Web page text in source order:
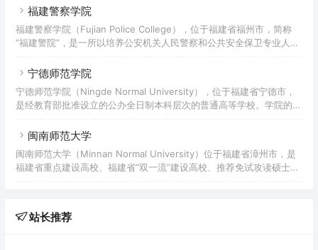
师范高等专科学校，2001年原福建资源工业学校并入龙岩师范高等专
增为福建省2018-2020年硕士学位授予培育单位立项建设名单。截至
2022年3月，学校总占地1300多亩，校舍建筑总面积约40万平方米，
福建警察学院
福建警察学院（Fujian Police College），位于福建省福州市，简称
“福建警院”，是一所以培养公安机关人民警察和公共安全保卫专业人才
和省教育厅双重领导，以福建省公安厅为主的管理体制。学院的前身是
准正式建立福建警察学院。2010年10月，省委省政府决定调整福建警
察学院、福建警官职业学院办学体制，组建新的福建警察学院。2018
宁德师范学院
宁德师范学院（Ningde Normal University），位于福建省宁德市，
是经教育部批准设立的公办全日制本科层次的普通高等学校。学院的前
专科学校，1994年3月更名为宁德师范高等专科学校，2010年3月18
研究生。截至2022年6月，学校占地面积1215.38亩，设东侨、蕉城两
个校区，校舍建筑面积约35.65万平方米，科研仪器设备总值1.69 亿
闽南师范大学
闽南师范大学（Minnan Normal University）位于福建省漳州市，是
福建省重点建设高校、福建省“双一流”建设高校、推荐免试攻读硕士研
实施高校、博士学位授予单位。学校成立于1958年，1960年开始招收
站长推荐